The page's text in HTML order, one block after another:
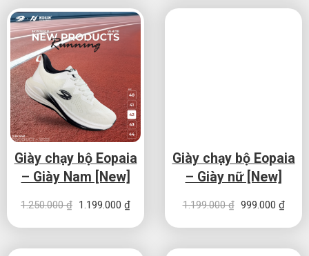
Giày chạy bộ Eopaia
– Giày Nam [New]
1.250.000₫ Giá gốc là: 1.250.000 ₫.
1.199.000 ₫Giá hiện tại là: 1.199.000 ₫.
Giày chạy bộ Eopaia
– Giày nữ [New]
1.199.000₫ Giá gốc là:
999.000 ₫Giá